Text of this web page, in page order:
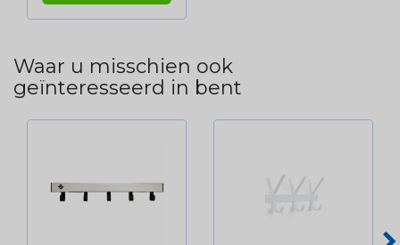
Waar u misschien ook
geïnteresseerd in bent